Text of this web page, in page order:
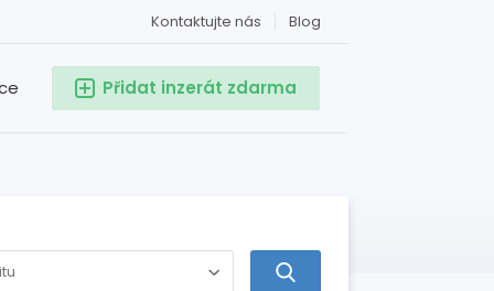
Blog
Kontaktujte nás
Přidat inzerát zdarma